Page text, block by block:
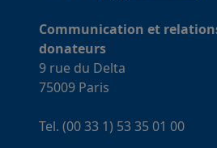
Communication et
donateurs
9 rue du Delta
75009 Paris
Tel. (00 33 1) 53 35 01 00